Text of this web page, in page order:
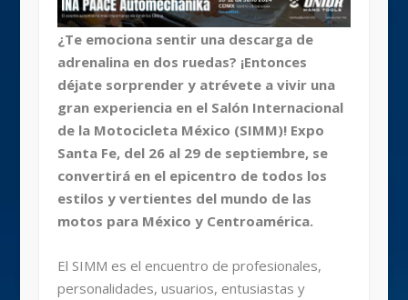
¿Te emociona sentir una descarga de
adrenalina en dos ruedas? ¡Entonces
déjate sorprender y atrévete a vivir una
gran experiencia en el Salón Internacional
de la Motocicleta México (SIMM)! Expo
Santa Fe, del 26 al 29 de septiembre, se
convertirá en el epicentro de todos los
estilos y vertientes del mundo de las
motos para México y Centroamérica.
El SIMM es el encuentro de profesionales,
personalidades, usuarios, entusiastas y